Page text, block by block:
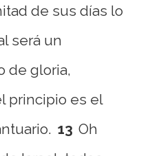
de sus días lo
será un
de gloria,
principio es el
13 Oh